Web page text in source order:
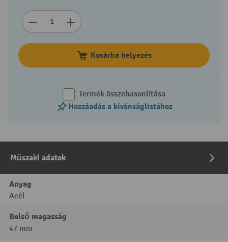
Kosárba helyezés
Termék összehasonlítása
Hozzáadás a kívánságlistához
Műszaki adatok
Anyag
Acél
Belső magasság
47 mm